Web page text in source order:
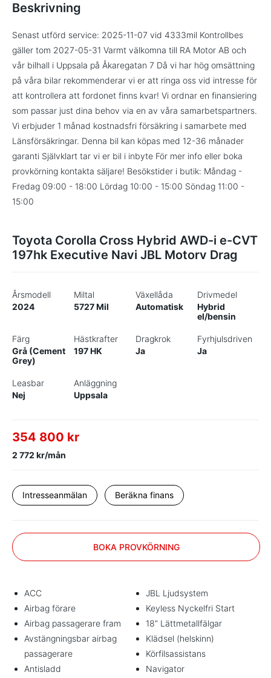
Beskrivning
Senast utförd service: 2025-11-07 vid 4333mil Kontrollbes
gäller tom 2027-05-31 Varmt välkomna till RA Motor AB och
vår bilhall i Uppsala på Åkaregatan 7 Då vi har hög omsättning
på våra bilar rekommenderar vi er att ringa oss vid intresse för
att kontrollera att fordonet finns kvar! Vi ordnar en finansiering
som passar just dina behov via en av våra samarbetspartners.
Vi erbjuder 1 månad kostnadsfri försäkring i samarbete med
Länsförsäkringar. Denna bil kan köpas med 12-36 månader
garanti Självklart tar vi er bil i inbyte För mer info eller boka
provkörning kontakta säljare! Besökstider i butik: Måndag -
Fredag 09:00 - 18:00 Lördag 10:00 - 15:00 Söndag 11:00 -
15:00
Toyota Corolla Cross Hybrid AWD-i e-CVT
197hk Executive Navi JBL Motorv Drag
Årsmodell
2024
Miltal
5727 Mil
Växellåda
Automatisk
Drivmedel
Hybrid
el/bensin
Färg
Grå (Cement
Grey)
Hästkrafter
197 HK
Dragkrok
Ja
Fyrhjulsdriven
Ja
Leasbar
Nej
Anläggning
Uppsala
354 800 kr
2 772 kr/mån
Intresseanmälan Beräkna finans
BOKA PROVKÖRNING
ACC
Airbag förare
Airbag passagerare fram
Avstängningsbar airbag
passagerare
Antisladd
JBL Ljudsystem
Keyless Nyckelfri Start
18” Lättmetallfälgar
Klädsel (helskinn)
Körfilsassistans
Navigator